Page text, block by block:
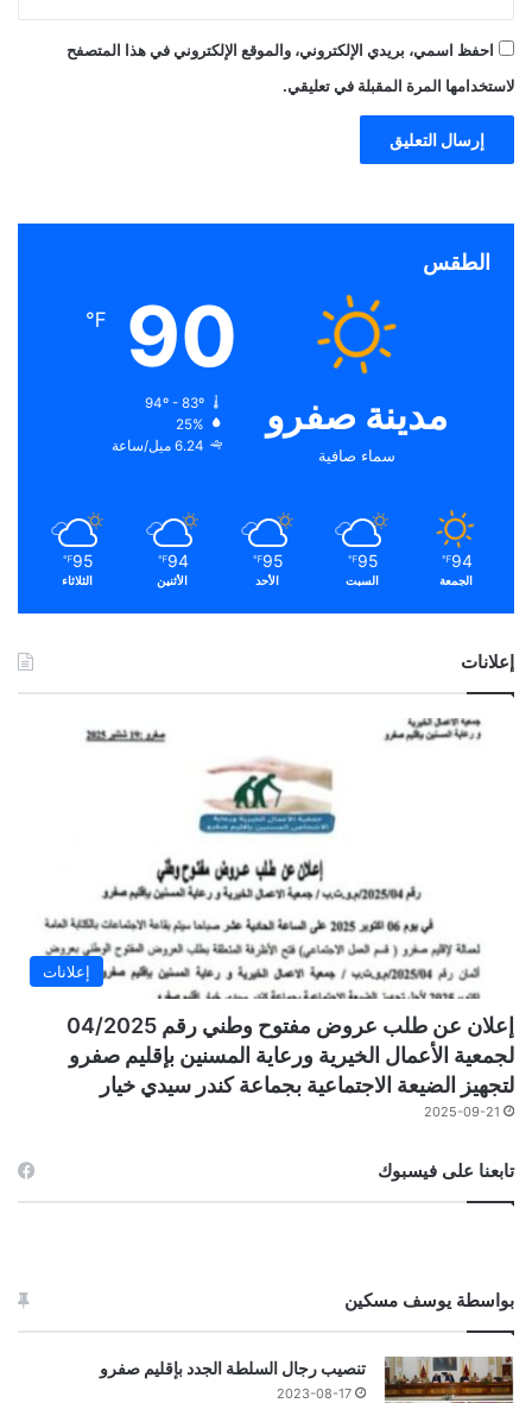
احفظ اسمي، بريدي الإلكتروني، والموقع الإلكتروني في هذا المتصفح
لاستخدامها المرة المقبلة في تعليقي.
الطقس
مدينة صفرو
سماء صافية
90
℉
94º - 83º
25%
6.24 ميل/ساعة
94
℉
الجمعة
95
℉
السبت
95
℉
الأحد
94
℉
الأثنين
95
℉
الثلاثاء
إعلانات
إعلانات
إعلان عن طلب عروض مفتوح وطني رقم 04/2025
لجمعية الأعمال الخيرية ورعاية المسنين بإقليم صفرو
لتجهيز الضيعة الاجتماعية بجماعة كندر سيدي خيار
2025-09-21
تابعنا على فيسبوك
بواسطة يوسف مسكين
تنصيب رجال السلطة الجدد بإقليم صفرو
2023-08-17